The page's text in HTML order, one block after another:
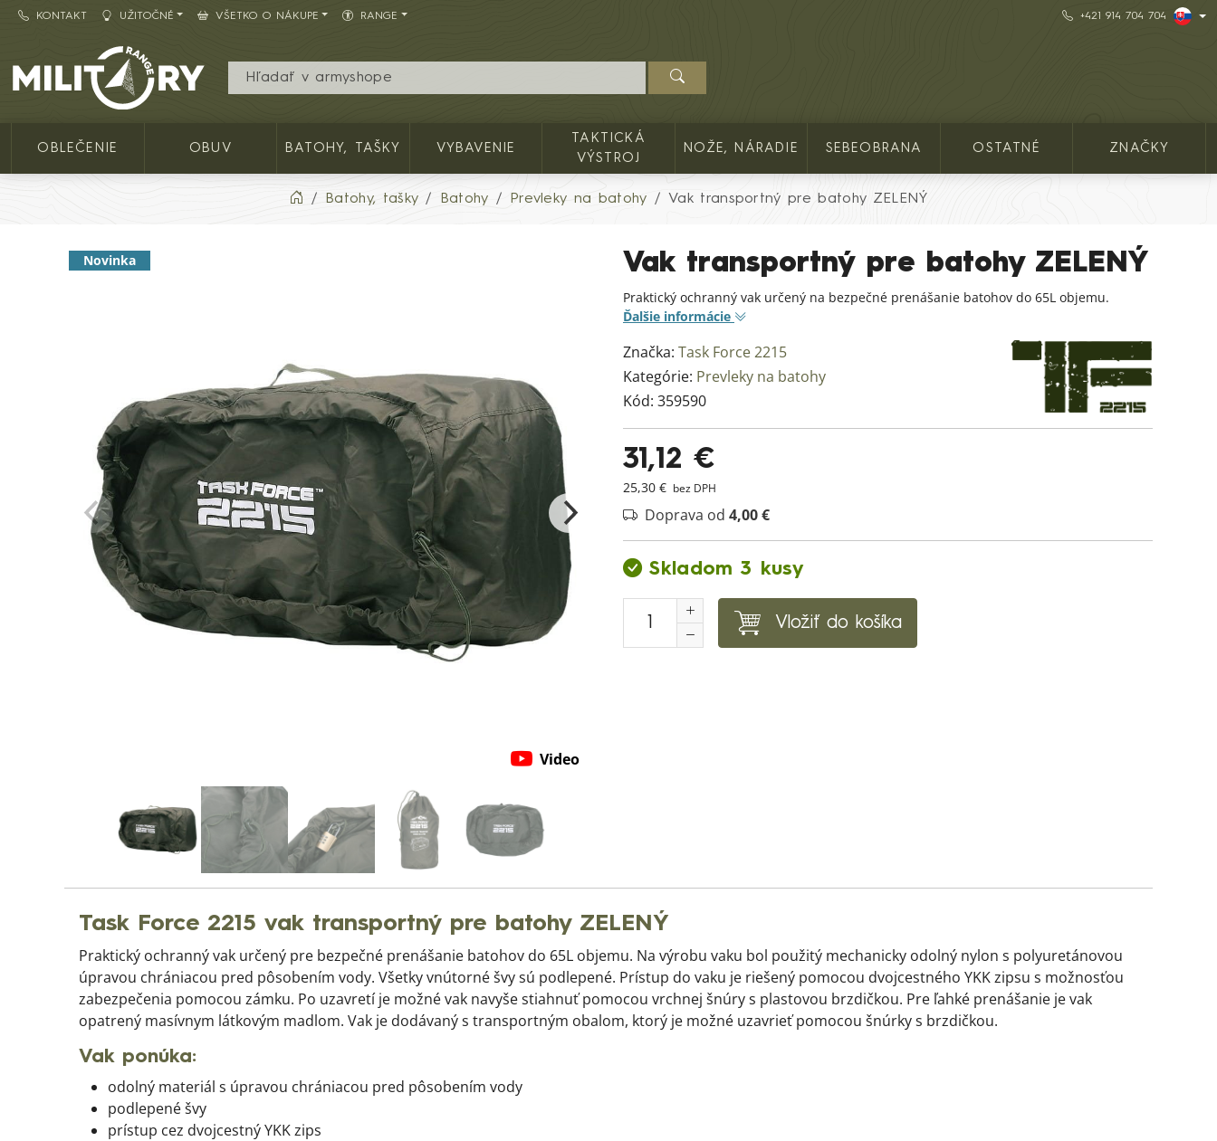
KONTAKT UŽITOČNÉ VŠETKO O NÁKUPE RANGE +421 914 704 704
Army shop MILITARY RANGE SK
OBLEČENIE OBUV BATOHY, TAŠKY VYBAVENIE
TAKTICKÁ
VÝSTROJ
NOŽE, NÁRADIE SEBEOBRANA OSTATNÉ ZNAČKY
Batohy, tašky Batohy Prevleky na batohy Vak transportný pre batohy ZELENÝ
Vak transportný pre batohy ZELENÝ
Praktický ochranný vak určený na bezpečné prenášanie batohov do 65L objemu.
Ďalšie informácie
Značka: Task Force 2215
Kategórie: Prevleky na batohy
Kód: 359590
31,12 €
25,30 € bez DPH
Doprava od 4,00 €
Skladom 3 kusy
Vložiť do košíka
Novinka
Video
Task Force 2215 vak transportný pre batohy ZELENÝ
Praktický ochranný vak určený pre bezpečné prenášanie batohov do 65L objemu. Na výrobu vaku bol použitý mechanicky odolný nylon s polyuretánovou
úpravou chrániacou pred pôsobením vody. Všetky vnútorné švy sú podlepené. Prístup do vaku je riešený pomocou dvojcestného YKK zipsu s možnosťou
zabezpečenia pomocou zámku. Po uzavretí je možné vak navyše stiahnuť pomocou vrchnej šnúry s plastovou brzdičkou. Pre ľahké prenášanie je vak
opatrený masívnym látkovým madlom. Vak je dodávaný s transportným obalom, ktorý je možné uzavrieť pomocou šnúrky s brzdičkou.
Vak ponúka:
odolný materiál s úpravou chrániacou pred pôsobením vody
podlepené švy
prístup cez dvojcestný YKK zips